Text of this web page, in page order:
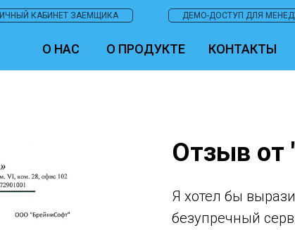
КОНТАКТЫ
О ПРОДУКТЕ
О НАС
КАБИНЕТ ЗАЕМЩИКА ДЕМО-ДОСТУП ДЛЯ
Отзыв от
Я хотел бы
безупречный